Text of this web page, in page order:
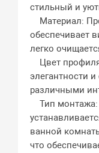
стильный и
Материал:
обеспечивает
легко
Цвет
элегантности
различными
Тип монтажа:
ванной
что